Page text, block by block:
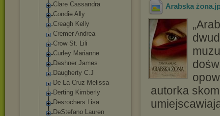
Clare Cassandra
Condie Ally
Creagh Kelly
Cremer Andrea
Crow St. Lili
Curley Marianne
Dashner James
Daugherty C.J
De La Cruz Melissa
Derting Kimberly
Desrochers Lisa
DeStefano Lauren
Arabska żona
autorka